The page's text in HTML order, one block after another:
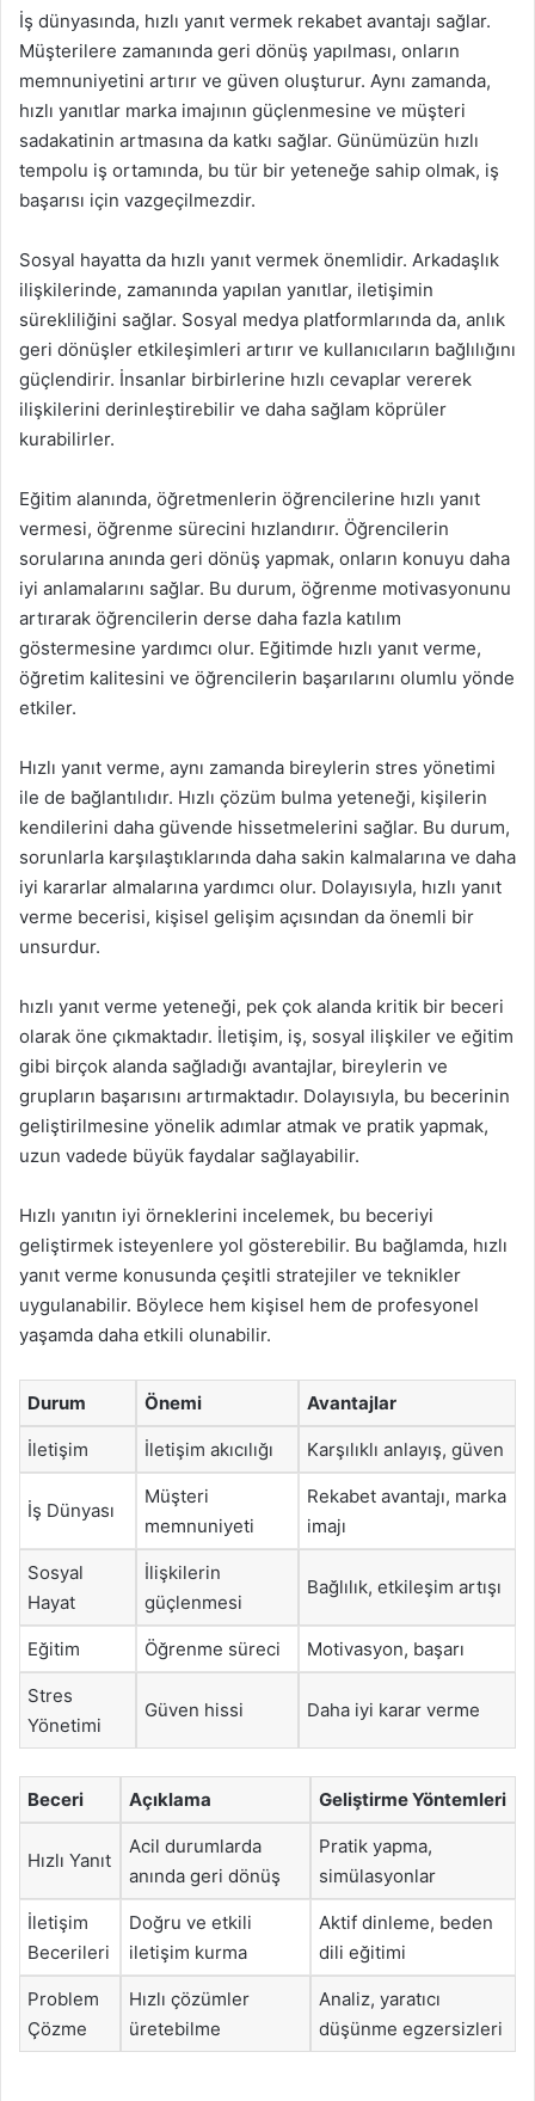
İş dünyasında, hızlı yanıt vermek rekabet avantajı sağlar.
Müşterilere zamanında geri dönüş yapılması, onların
memnuniyetini artırır ve güven oluşturur. Aynı zamanda,
hızlı yanıtlar marka imajının güçlenmesine ve müşteri
sadakatinin artmasına da katkı sağlar. Günümüzün hızlı
tempolu iş ortamında, bu tür bir yeteneğe sahip olmak, iş
başarısı için vazgeçilmezdir.
Sosyal hayatta da hızlı yanıt vermek önemlidir. Arkadaşlık
ilişkilerinde, zamanında yapılan yanıtlar, iletişimin
sürekliliğini sağlar. Sosyal medya platformlarında da, anlık
geri dönüşler etkileşimleri artırır ve kullanıcıların bağlılığını
güçlendirir. İnsanlar birbirlerine hızlı cevaplar vererek
ilişkilerini derinleştirebilir ve daha sağlam köprüler
kurabilirler.
Eğitim alanında, öğretmenlerin öğrencilerine hızlı yanıt
vermesi, öğrenme sürecini hızlandırır. Öğrencilerin
sorularına anında geri dönüş yapmak, onların konuyu daha
iyi anlamalarını sağlar. Bu durum, öğrenme motivasyonunu
artırarak öğrencilerin derse daha fazla katılım
göstermesine yardımcı olur. Eğitimde hızlı yanıt verme,
öğretim kalitesini ve öğrencilerin başarılarını olumlu yönde
etkiler.
Hızlı yanıt verme, aynı zamanda bireylerin stres yönetimi
ile de bağlantılıdır. Hızlı çözüm bulma yeteneği, kişilerin
kendilerini daha güvende hissetmelerini sağlar. Bu durum,
sorunlarla karşılaştıklarında daha sakin kalmalarına ve daha
iyi kararlar almalarına yardımcı olur. Dolayısıyla, hızlı yanıt
verme becerisi, kişisel gelişim açısından da önemli bir
unsurdur.
hızlı yanıt verme yeteneği, pek çok alanda kritik bir beceri
olarak öne çıkmaktadır. İletişim, iş, sosyal ilişkiler ve eğitim
gibi birçok alanda sağladığı avantajlar, bireylerin ve
grupların başarısını artırmaktadır. Dolayısıyla, bu becerinin
geliştirilmesine yönelik adımlar atmak ve pratik yapmak,
uzun vadede büyük faydalar sağlayabilir.
Hızlı yanıtın iyi örneklerini incelemek, bu beceriyi
geliştirmek isteyenlere yol gösterebilir. Bu bağlamda, hızlı
yanıt verme konusunda çeşitli stratejiler ve teknikler
uygulanabilir. Böylece hem kişisel hem de profesyonel
yaşamda daha etkili olunabilir.
Durum Önemi Avantajlar
İletişim İletişim akıcılığı Karşılıklı anlayış, güven
İş Dünyası
Müşteri
memnuniyeti
Rekabet avantajı, marka
imajı
Sosyal
Hayat
İlişkilerin
güçlenmesi
Bağlılık, etkileşim artışı
Eğitim Öğrenme süreci Motivasyon, başarı
Stres
Yönetimi
Güven hissi Daha iyi karar verme
Beceri Açıklama Geliştirme Yöntemleri
Hızlı Yanıt
Acil durumlarda
anında geri dönüş
Pratik yapma,
simülasyonlar
İletişim
Becerileri
Doğru ve etkili
iletişim kurma
Aktif dinleme, beden
dili eğitimi
Problem
Çözme
Hızlı çözümler
üretebilme
Analiz, yaratıcı
düşünme egzersizleri